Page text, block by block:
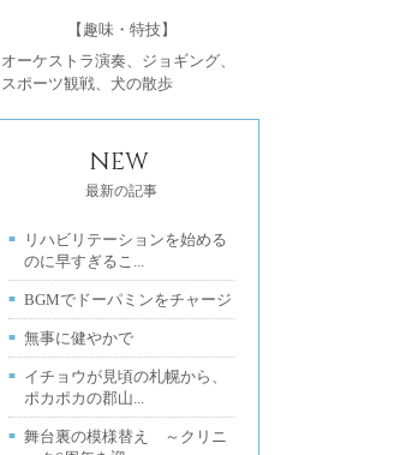
【趣味・特技】
オーケストラ演奏、ジョギング、
スポーツ観戦、犬の散歩
NEW
最新の記事
リハビリテーションを始める
のに早すぎるこ...
BGMでドーパミンをチャージ
無事に健やかで
イチョウが見頃の札幌から、
ポカポカの郡山...
舞台裏の模様替え ～クリニ